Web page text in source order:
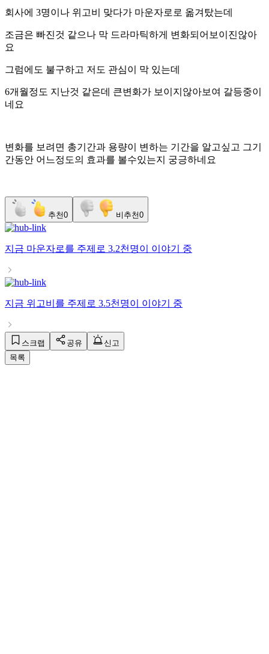
회사에 3명이나 위고비 맞다가 마운자로로 옮겨탔는데
조금은 빠진것 같으나 막 드라마틱하게 변화되어보이진않아
요
그럼에도 불구하고 저도 관심이 막 있는데
6개월정도 지난것 같은데 큰변화가 보이지않아보여 갈등중이
네요
변화를 보려면 총기간과 용량이 변하는 기간을 알고싶고 그기
간동안 어느정도의 효과를 볼수있는지 궁긍하네요
추천0 비추천0
지금 마운자로를 주제로 3.2천명이 이야기 중
지금 위고비 를 주제로 3.5천명이 이야기 중
스크랩 공유
신고
목록